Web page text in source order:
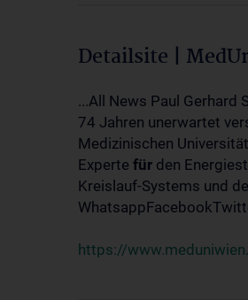
Detailsite |
...All News Paul Gerhard
74 Jahren unerwartet
Medizinischen
Experte für den
Kreislauf-Systems und
https://